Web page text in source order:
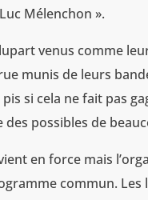
Mélenchon ».
venus comme
munis de leurs
si cela ne fait pas
possibles de
en force mais
commun. Les